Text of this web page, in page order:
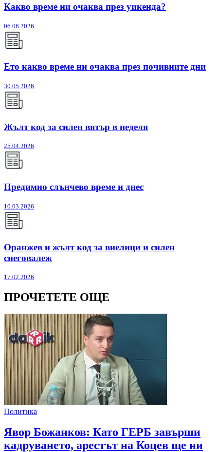
Какво време ни очаква през уикенда?
06.06.2026
Ето какво време ни очаква през почивните дни
30.05.2026
Жълт код за силен вятър в неделя
25.04.2026
Предимно слънчево време и днес
10.03.2026
Оранжев и жълт код за виелици и силен
снеговалеж
17.02.2026
ПРОЧЕТЕТЕ ОЩЕ
Политика
Явор Божанков: Като ГЕРБ завърши
кадруването, арестът на Коцев ще ни